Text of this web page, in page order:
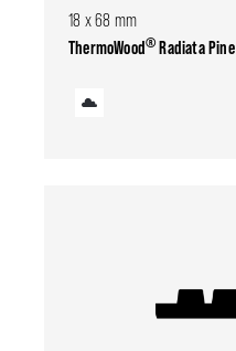
18 x 68 mm
ThermoWood®Radiata Pine